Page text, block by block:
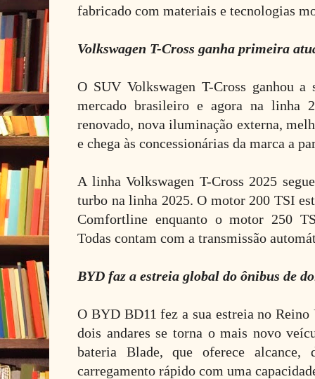
fabricado com materiais e tecnologias
Volkswagen T-Cross ganha primeira
O SUV Volkswagen T-Cross ganhou
mercado brasileiro e agora na linha
renovado, nova iluminação externa,
e chega às concessionárias da marca a
A linha Volkswagen T-Cross 2025
turbo na linha 2025. O motor 200 TSI
Comfortline enquanto o motor 250
Todas contam com a transmissão
BYD faz a estreia global do ônibus de
O BYD BD11 fez a sua estreia no
dois andares se torna o mais novo
bateria Blade, que oferece alcance,
carregamento rápido com uma